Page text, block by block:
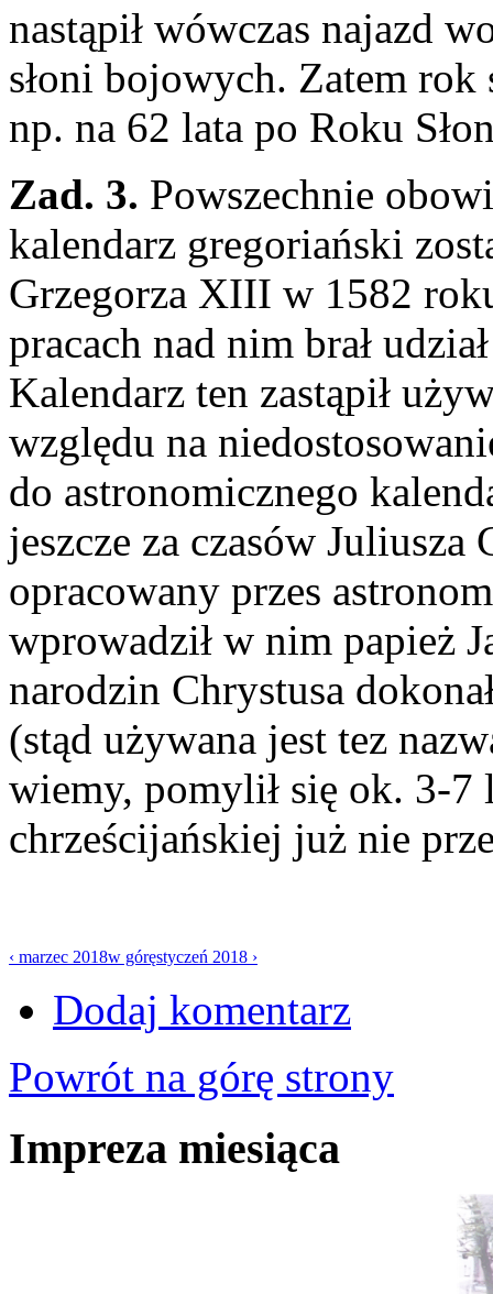
nastąpił wówczas najazd
słoni bojowych. Zatem
np. na 62 lata po Roku
Zad. 3. Powszechnie
kalendarz gregoriański
Grzegorza XIII w 1582
pracach nad nim brał
Kalendarz ten zastąpił
względu na
do astronomicznego
jeszcze za czasów Juliusza
opracowany przes
wprowadził w nim papież
narodzin Chrystusa
(stąd używana jest tez
wiemy, pomylił się ok. 3-7
chrześcijańskiej już nie
‹ marzec 2018w góręstyczeń 2018 ›
Dodaj komentarz
Powrót na górę strony
Impreza miesiąca